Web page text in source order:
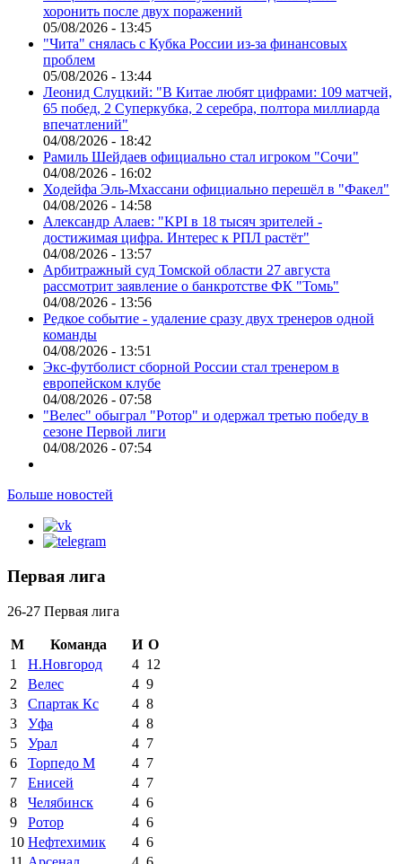
хоронить после двух поражений
05/08/2026 - 13:45
"Чита" снялась с Кубка России из-за финансовых
проблем
05/08/2026 - 13:44
Леонид Слуцкий: "В Китае любят цифрами: 109 матчей,
65 побед, 2 Суперкубка, 2 серебра, полтора миллиарда
впечатлений"
04/08/2026 - 18:42
Рамиль Шейдаев официально стал игроком "Сочи"
04/08/2026 - 16:02
Ходейфа Эль-Мхассани официально перешёл в "Факел"
04/08/2026 - 14:58
Александр Алаев: "KPI в 18 тысяч зрителей -
достижимая цифра. Интерес к РПЛ растёт"
04/08/2026 - 13:57
Арбитражный суд Томской области 27 августа
рассмотрит заявление о банкротстве ФК "Томь"
04/08/2026 - 13:56
Редкое событие - удаление сразу двух тренеров одной
команды
04/08/2026 - 13:51
Экс-футболист сборной России стал тренером в
европейском клубе
04/08/2026 - 07:58
"Велес" обыграл "Ротор" и одержал третью победу в
сезоне Первой лиги
04/08/2026 - 07:54
Больше новостей
Первая лига
26-27 Первая лига
М Команда И О
1
Н.Новгород 4 12
2
Велес 4 9
3
Спартак Кс 4 8
3
Уфа 4 8
5
Урал 4 7
6
Торпедо М 4 7
7
Енисей 4 7
8
Челябинск 4 6
9
Ротор 4 6
10 Нефтехимик 4 6